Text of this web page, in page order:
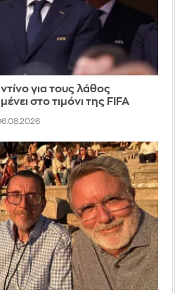
για τους λάθος
στο τιμόνι της FIFA